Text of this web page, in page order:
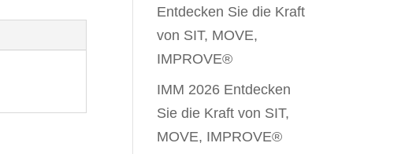
Entdecken Sie die Kraft
von SIT, MOVE,
IMPROVE®
IMM 2026 Entdecken
Sie die Kraft von SIT,
MOVE, IMPROVE®